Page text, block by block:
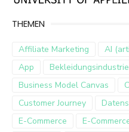
THEMEN
Affiliate Marketing AI
App
Bekleidungsindustrie
Business Model Canvas
Customer Journey
E-Commerce
E-